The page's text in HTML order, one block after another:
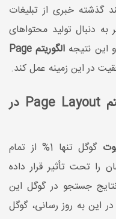
گذشته خبری از تبلیغات
دنبال تولید محتواهای
نتیجه
الگوریتم Page
در این زمینه عمل کند.
تاثیر آپدیت‌های جدید الگوریتم Page Layout در
گوگل تنها 1% از تمام
تحت تأثیر قرار داده
جستجو در گوگل این
این به روز رسانی، گوگل